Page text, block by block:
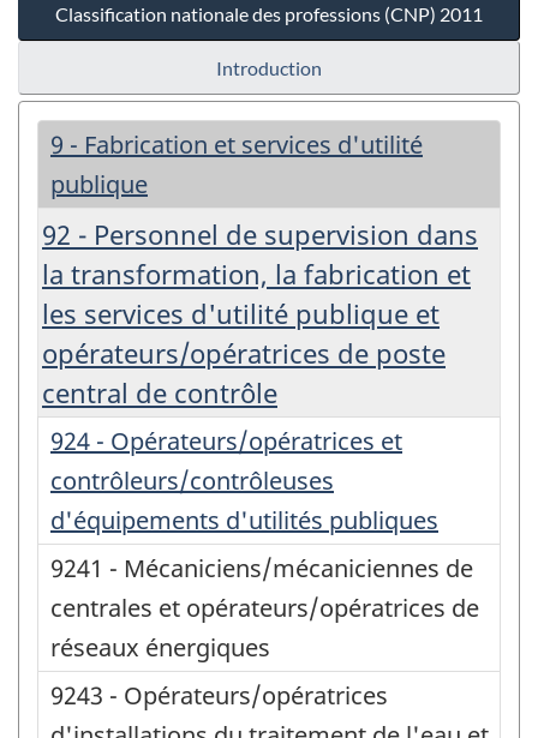
Classification nationale des professions (CNP) 2011
Introduction
9 - Fabrication et services d'utilité
publique
92 - Personnel de supervision dans
la transformation, la fabrication et
les services d'utilité publique et
opérateurs/opératrices de poste
central de contrôle
924 - Opérateurs/opératrices et
contrôleurs/contrôleuses
d'équipements d'utilités publiques
9241 - Mécaniciens/mécaniciennes de
centrales et opérateurs/opératrices de
réseaux énergiques
9243 - Opérateurs/opératrices